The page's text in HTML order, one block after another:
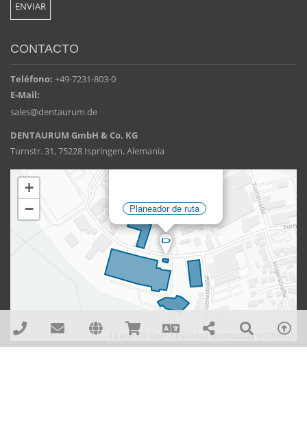
CONTACTO
Teléfono: +49-7231-803-0
E-Mail:
sales@dentaurum.de
DENTAURUM GmbH & Co. KG
Turnstr. 31, 75228 Ispringen, Alemania